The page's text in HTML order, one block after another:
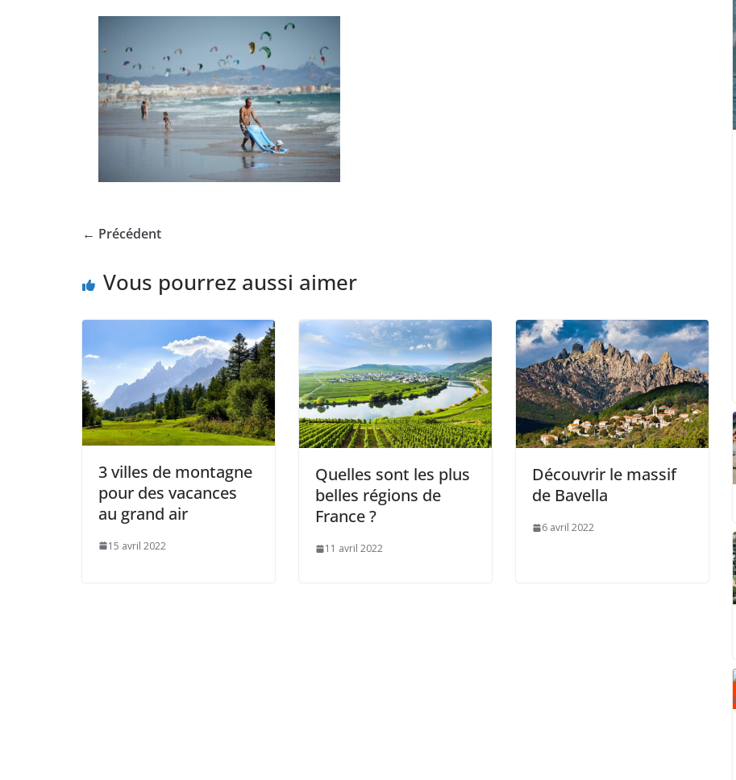
← Précédent
Vous pourrez aussi aimer
3 villes de montagne
pour des vacances
au grand air
15 avril 2022
Quelles sont les plus
belles régions de
France ?
11 avril 2022
Découvrir le massif
de Bavella
6 avril 2022